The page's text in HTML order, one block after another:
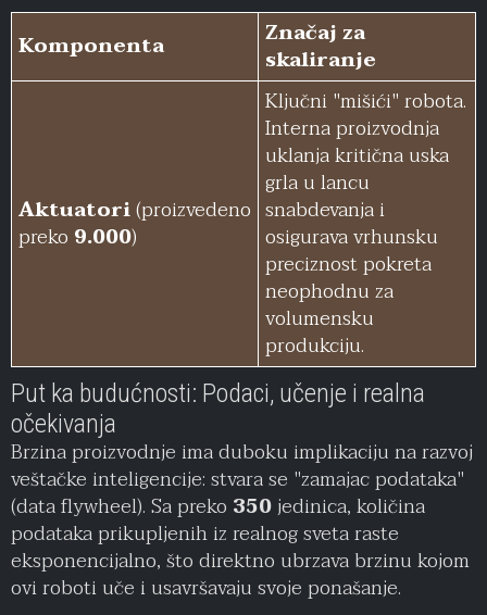
Komponenta
Značaj za
skaliranje
Aktuatori(proizvedeno
preko 9.000)
Ključni "mišići" robota.
Interna proizvodnja
uklanja kritična uska
grla u lancu
snabdevanja i
osigurava vrhunsku
preciznost pokreta
neophodnu za
volumensku
produkciju.
Put ka budućnosti: Podaci, učenje i realna
očekivanja
Brzina proizvodnje ima duboku implikaciju na razvoj
veštačke inteligencije: stvara se "zamajac podataka"
(data flywheel). Sa preko 350jedinica, količina
podataka prikupljenih iz realnog sveta raste
eksponencijalno, što direktno ubrzava brzinu kojom
ovi roboti uče i usavršavaju svoje ponašanje.